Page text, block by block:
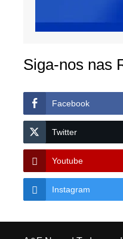
Siga-nos nas
Facebook
Twitter
Youtube
Instagram